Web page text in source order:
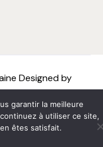
Designed by
pas l'événement !
garantir la meilleure
à utiliser ce site,
êtes satisfait.